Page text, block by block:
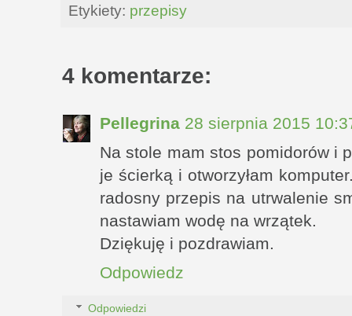
Etykiety: przepisy
4 komentarze:
Pellegrina 28 sierpnia 2015
Na stole mam stos pomidorów i
je ścierką i otworzyłam
radosny przepis na utrwalenie
nastawiam wodę na wrzątek.
Dziękuję i pozdrawiam.
Odpowiedz
Odpowiedzi